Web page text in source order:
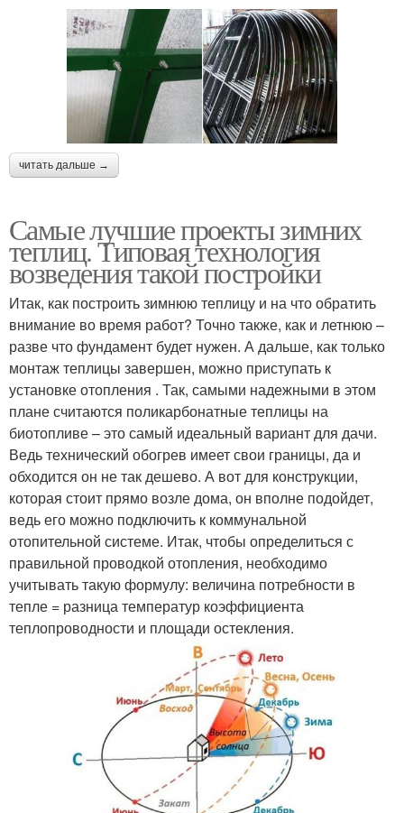
читать дальше →
Самые лучшие проекты зимних
теплиц. Типовая технология
возведения такой постройки
Итак, как построить зимнюю теплицу и на что обратить
внимание во время работ? Точно также, как и летнюю –
разве что фундамент будет нужен. А дальше, как только
монтаж теплицы завершен, можно приступать к
установке отопления . Так, самыми надежными в этом
плане считаются поликарбонатные теплицы на
биотопливе – это самый идеальный вариант для дачи.
Ведь технический обогрев имеет свои границы, да и
обходится он не так дешево. А вот для конструкции,
которая стоит прямо возле дома, он вполне подойдет,
ведь его можно подключить к коммунальной
отопительной системе. Итак, чтобы определиться с
правильной проводкой отопления, необходимо
учитывать такую формулу: величина потребности в
тепле = разница температур коэффициента
теплопроводности и площади остекления.